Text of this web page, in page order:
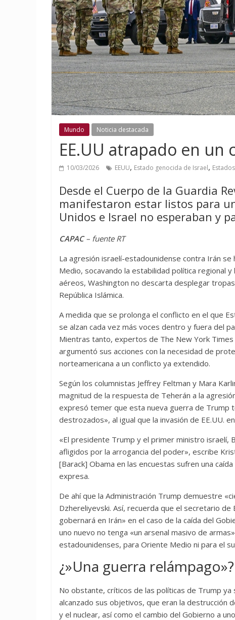
Mundo Noticia destacada
EE.UU atrapado en un
10/03/2026 EEUU, Estado genocida de Israel,
Desde el Cuerpo de la Guardia
manifestaron estar listos para
Unidos e Israel no esperaban y
CAPAC– fuente RT
La agresión israelí-estadounidense contra Irán
Medio, socavando la estabilidad política regional
aéreos, Washington no descarta desplegar
República Islámica.
A medida que se prolonga el conflicto en el que
se alzan cada vez más voces dentro y fuera del
Mientras tanto, expertos de The New York
argumentó sus acciones con la necesidad de
norteamericana a un conflicto ya extendido.
Según los columnistas Jeffrey Feltman y Mara
magnitud de la respuesta de Teherán a la
expresó temer que esta nueva guerra de Trump
destrozados», al igual que la invasión de EE.UU.
«El presidente Trump y el primer ministro israelí,
afligidos por la arrogancia del poder», escribe
[Barack] Obama en las encuestas sufren una
expresa.
De ahí que la Administración Trump demuestre
Dzhereliyevski. Así, recuerda que el secretario
gobernará en Irán» en el caso de la caída del
uno nuevo no tenga «un arsenal masivo de
estadounidenses, para Oriente Medio ni para el
¿»Una guerra relámpago»?
No obstante, críticos de las políticas de Trump
alcanzado sus objetivos, que eran la destrucción
y el nuclear, así como el cambio del Gobierno a